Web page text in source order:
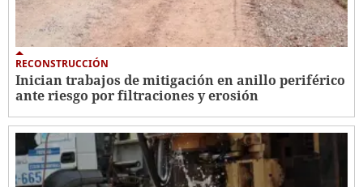
RECONSTRUCCIÓN
Inician trabajos de mitigación en anillo periférico
ante riesgo por filtraciones y erosión